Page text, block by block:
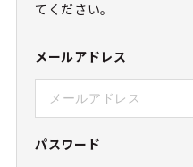
てください。
メールアドレス
パスワード